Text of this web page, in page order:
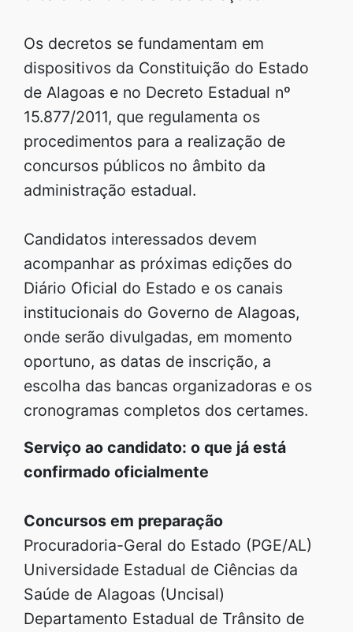
Os decretos se fundamentam em
dispositivos da Constituição do Estado
de Alagoas e no Decreto Estadual nº
15.877/2011, que regulamenta os
procedimentos para a realização de
concursos públicos no âmbito da
administração estadual.
Candidatos interessados devem
acompanhar as próximas edições do
Diário Oficial do Estado e os canais
institucionais do Governo de Alagoas,
onde serão divulgadas, em momento
oportuno, as datas de inscrição, a
escolha das bancas organizadoras e os
cronogramas completos dos certames.
Serviço ao candidato: o que já está
confirmado oficialmente
Concursos em preparação
Procuradoria-Geral do Estado (PGE/AL)
Universidade Estadual de Ciências da
Saúde de Alagoas (Uncisal)
Departamento Estadual de Trânsito de